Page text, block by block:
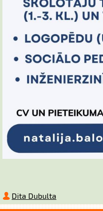
Dita Dubulta